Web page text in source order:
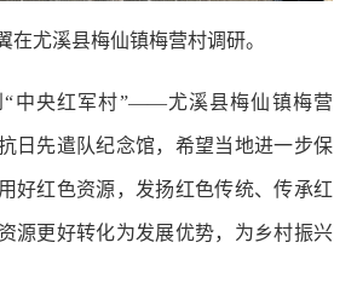
在尤溪县梅仙镇梅营村调研。
央红军村”——尤溪县梅仙镇梅营
日先遣队纪念馆，希望当地进一步保
好红色资源，发扬红色传统、传承红
源更好转化为发展优势，为乡村振兴